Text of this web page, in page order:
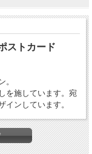
ストカード
。
を施しています。宛
ンしています。